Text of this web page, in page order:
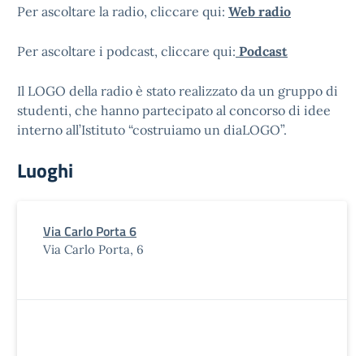
Per ascoltare la radio, cliccare qui: Web radio
Per ascoltare i podcast, cliccare qui: Podcast
Il LOGO della radio è stato realizzato da un gruppo di
studenti, che hanno partecipato al concorso di idee
interno all’Istituto “costruiamo un diaLOGO”.
Luoghi
Via Carlo Porta 6
Via Carlo Porta, 6